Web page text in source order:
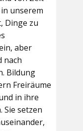
unserem
Dinge zu
aber
nach
Bildung
Freiräume
in ihre
Sie setzen